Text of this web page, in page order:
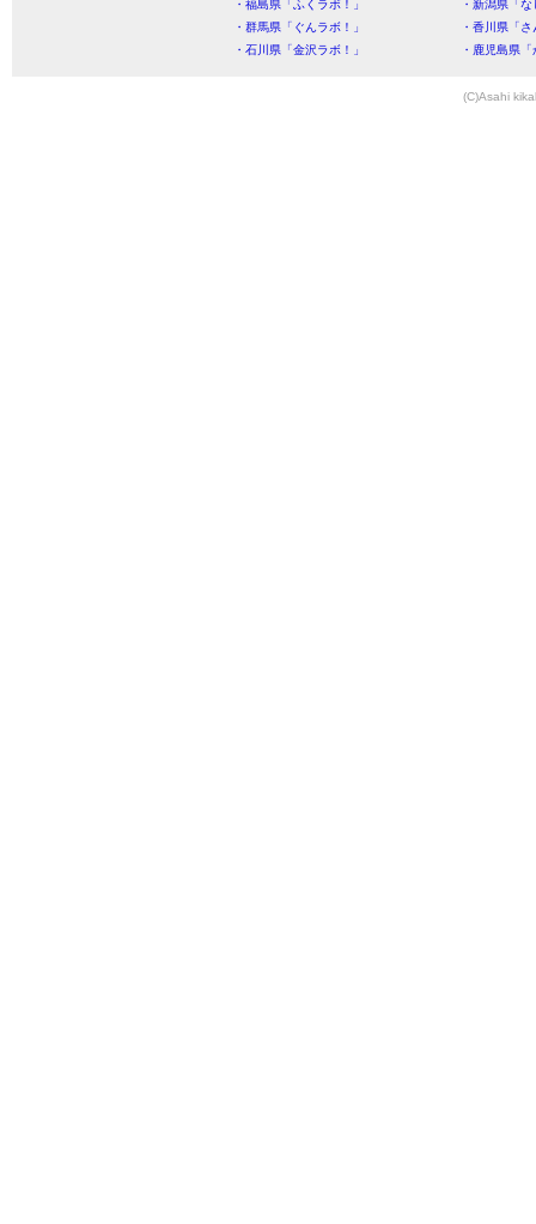
・福島県「ふくラボ！」
・新潟県「
・群馬県「ぐんラボ！」
・香川県「
・石川県「金沢ラボ！」
・鹿児島県
(C)Asahi